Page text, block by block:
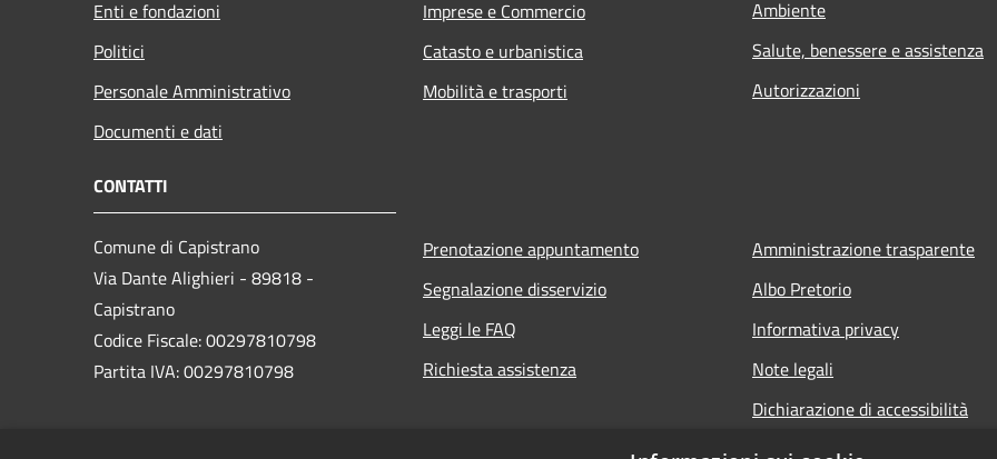
Enti e fondazioni
Politici
Personale Amministrativo
Documenti e dati
Imprese e Commercio
Catasto e urbanistica
Mobilità e trasporti
Ambiente
Salute, benessere e assistenza
Autorizzazioni
CONTATTI
Comune di Capistrano
Via Dante Alighieri - 89818 -
Capistrano
Codice Fiscale: 00297810798
Partita IVA: 00297810798
Prenotazione appuntamento
Segnalazione disservizio
Leggi le FAQ
Richiesta assistenza
Amministrazione trasparente
Albo Pretorio
Informativa privacy
Note legali
Dichiarazione di accessibilità